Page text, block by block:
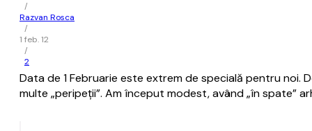
/
Razvan Rosca
/
1 feb. 12
/
2
Data de 1 Februarie este extrem de specială pentru noi.
multe „peripeții”. Am început modest, având „în spate”